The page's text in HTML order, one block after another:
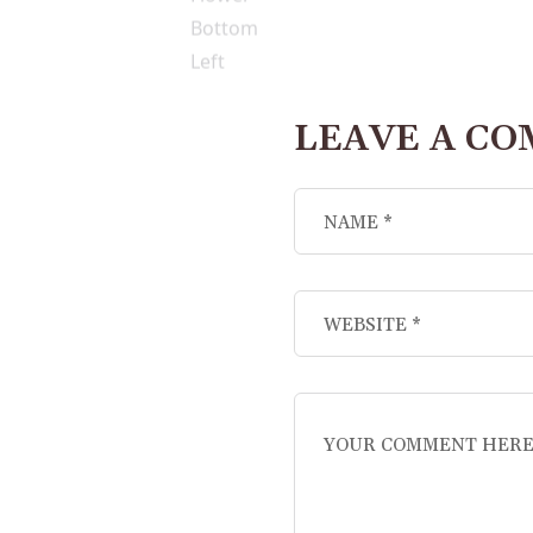
LEAVE A